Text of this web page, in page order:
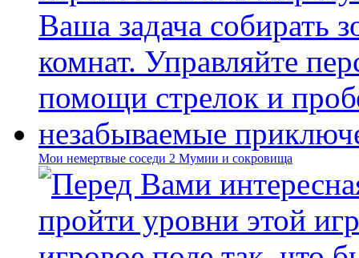
Мои немертвые соседи 2 Мумии и сокровища